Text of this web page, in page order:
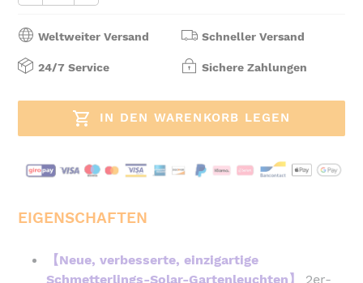
Weltweiter Versand Schneller Versand
24/7 Service Sichere Zahlungen
IN DEN WARENKORB LEGEN
wird
Warenkorb
hinzugefügt
EIGENSCHAFTEN
【Neue, verbesserte, einzigartige
Schmetterlings-Solar-Gartenleuchten】
2er-